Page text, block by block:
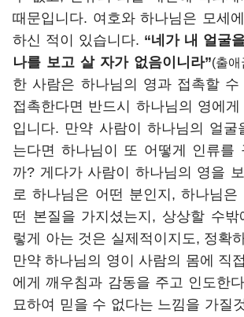
때문입니다. 여호와 하나님은 모세
하신 적이 있습니다. “네가 내 얼굴
나를 보고 살 자가 없음이니라”(출
한 사람은 하나님의 영과 접촉할
접촉한다면 반드시 하나님의 영에
입니다. 만약 사람이 하나님의 얼굴
는다면 하나님이 또 어떻게 인류를
까? 게다가 사람이 하나님의 영을
로 하나님은 어떤 분인지, 하나님은
떤 본질을 가지셨는지, 상상할 수밖
렇게 아는 것은 실제적이지도, 정확
만약 하나님의 영이 사람의 몸에 직
에게 깨우침과 감동을 주고 인도한
묘하여 믿을 수 없다는 느낌을 가질